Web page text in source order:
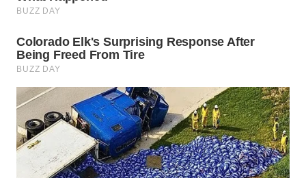
BOGOR
WN
DEPOK
WN
TAPANULI
UTARA